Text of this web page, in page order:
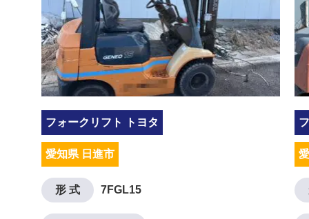
フォークリフト トヨタ
愛知県 日進市
形 式 7FGL15